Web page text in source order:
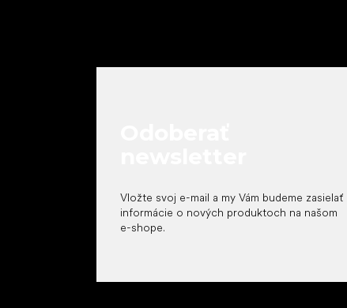
Vložte svoj e-mail a my Vám budeme zasielať
informácie o nových produktoch na našom
e-shope.